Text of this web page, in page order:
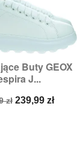
Buty GEOX
J...
zł Cena
239,99 zł